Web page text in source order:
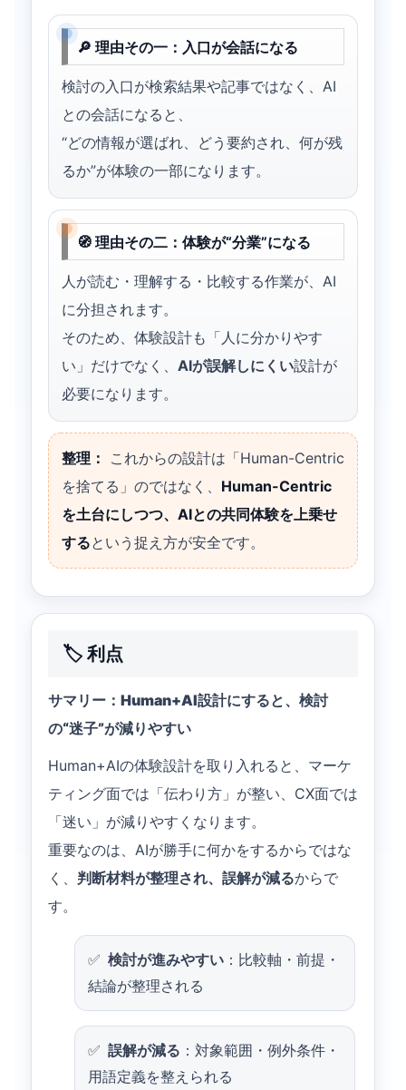
🔎 理由その一：入口が会話になる
検討の入口が検索結果や記事ではなく、AI
との会話になると、
“どの情報が選ばれ、どう要約され、何が残
るか”が体験の一部になります。
🧭 理由その二：体験が“分業”になる
人が読む・理解する・比較する作業が、AI
に分担されます。
そのため、体験設計も「人に分かりやす
い」だけでなく、 AIが誤解しにくい設計が
必要になります。
整理：
これからの設計は「Human-Centric
を捨てる」のではなく、 Human-Centric
を土台にしつつ、AIとの共同体験を上乗せ
するという捉え方が安全です。
🏷️ 利点
サマリー：Human+AI設計にすると、検討
の“迷子”が減りやすい
Human+AIの体験設計を取り入れると、マーケ
ティング面では「伝わり方」が整い、CX面では
「迷い」が減りやすくなります。
重要なのは、AIが勝手に何かをするからではな
く、 判断材料が整理され、誤解が減るからで
す。
検討が進みやすい ：比較軸・前提・
結論が整理される
誤解が減る ：対象範囲・例外条件・
用語定義を整えられる